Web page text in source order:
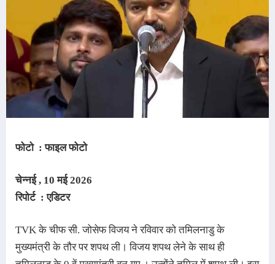
फोटो : फाइल फोटो
चेन्नई , 10 मई2026
रिपोर्ट : एडिटर
TVK के चीफ सी. जोसेफ विजय ने रविवार को तमिलनाडु के
मुख्यमंत्री के तौर पर शपथ ली। विजय शपथ लेने के साथ ही